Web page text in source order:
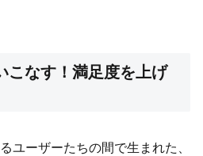
こなす！満足度を上げ
ユーザーたちの間で生まれた、